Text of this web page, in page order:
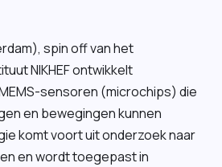
spin off van het
NIKHEF ontwikkelt
sensoren (microchips) die
en bewegingen kunnen
komt voort uit onderzoek naar
en wordt toegepast in